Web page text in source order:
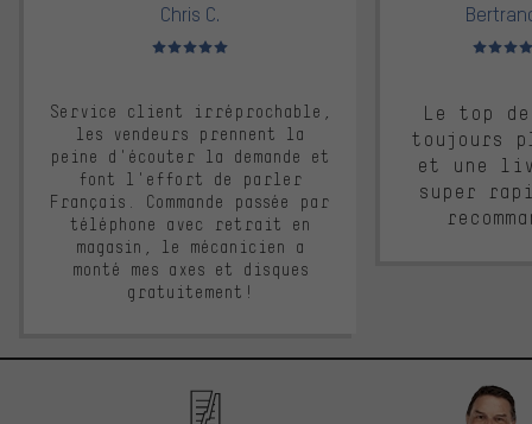
Chris C.
Note moyenne : 5 sur 5
Service client irréprochable,
les vendeurs prennent la
peine d'écouter la demande et
font l'effort de parler
Français. Commande passée par
téléphone avec retrait en
magasin, le mécanicien a
monté mes axes et disques
gratuitement!
Note
Le top
toujours
et une
super